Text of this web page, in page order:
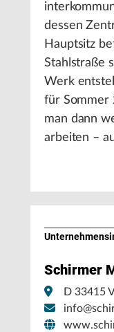
dessen
Hauptsitz
Stahlstraße
Werk
für Sommer
man dann
arbeiten –
Schirmer
D 33415